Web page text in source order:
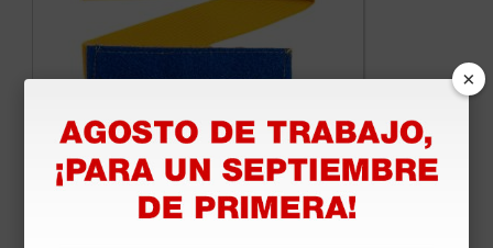
Torniquete de velcro
×